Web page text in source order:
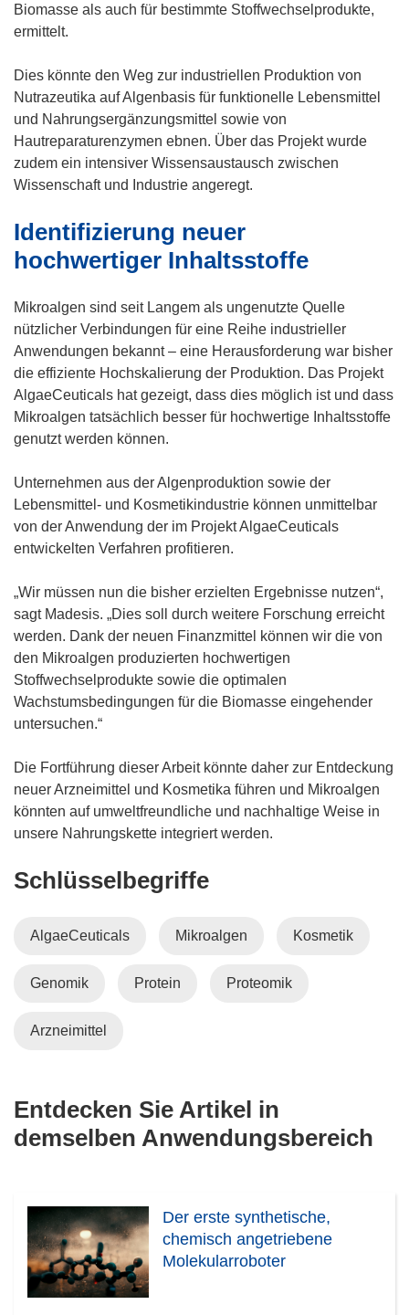
u
F
e
n
s
t
e
)
Biomasse als auch für bestimmte Stoffwechselprodukte,
ermittelt.
Dies könnte den Weg zur industriellen Produktion von
Nutrazeutika auf Algenbasis für funktionelle Lebensmittel
und Nahrungsergänzungsmittel sowie von
Hautreparaturenzymen ebnen. Über das Projekt wurde
zudem ein intensiver Wissensaustausch zwischen
Wissenschaft und Industrie angeregt.
Identifizierung neuer
hochwertiger Inhaltsstoffe
Mikroalgen sind seit Langem als ungenutzte Quelle
nützlicher Verbindungen für eine Reihe industrieller
Anwendungen bekannt – eine Herausforderung war bisher
die effiziente Hochskalierung der Produktion. Das Projekt
AlgaeCeuticals hat gezeigt, dass dies möglich ist und dass
Mikroalgen tatsächlich besser für hochwertige Inhaltsstoffe
genutzt werden können.
Unternehmen aus der Algenproduktion sowie der
Lebensmittel- und Kosmetikindustrie können unmittelbar
von der Anwendung der im Projekt AlgaeCeuticals
entwickelten Verfahren profitieren.
„Wir müssen nun die bisher erzielten Ergebnisse nutzen“,
sagt Madesis. „Dies soll durch weitere Forschung erreicht
werden. Dank der neuen Finanzmittel können wir die von
den Mikroalgen produzierten hochwertigen
Stoffwechselprodukte sowie die optimalen
Wachstumsbedingungen für die Biomasse eingehender
untersuchen.“
Die Fortführung dieser Arbeit könnte daher zur Entdeckung
neuer Arzneimittel und Kosmetika führen und Mikroalgen
könnten auf umweltfreundliche und nachhaltige Weise in
unsere Nahrungskette integriert werden.
Schlüsselbegriffe
AlgaeCeuticals Mikroalgen Kosmetik
Genomik Protein Proteomik
Arzneimittel
Entdecken Sie Artikel in
demselben Anwendungsbereich
Der erste synthetische,
chemisch angetriebene
Molekularroboter